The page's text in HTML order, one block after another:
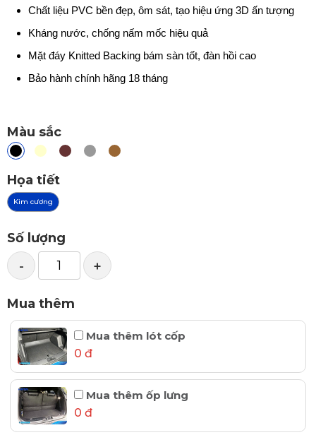
Chất liệu PVC bền đẹp, ôm sát, tạo hiệu ứng 3D ấn tượng
Kháng nước, chống nấm mốc hiệu quả
Mặt đáy Knitted Backing bám sàn tốt, đàn hồi cao
Bảo hành chính hãng 18 tháng
Màu sắc
Họa tiết
Kim cương
Số lượng
- +
Mua thêm
Mua thêm lót cốp
0 đ
Mua thêm ốp lưng
0 đ